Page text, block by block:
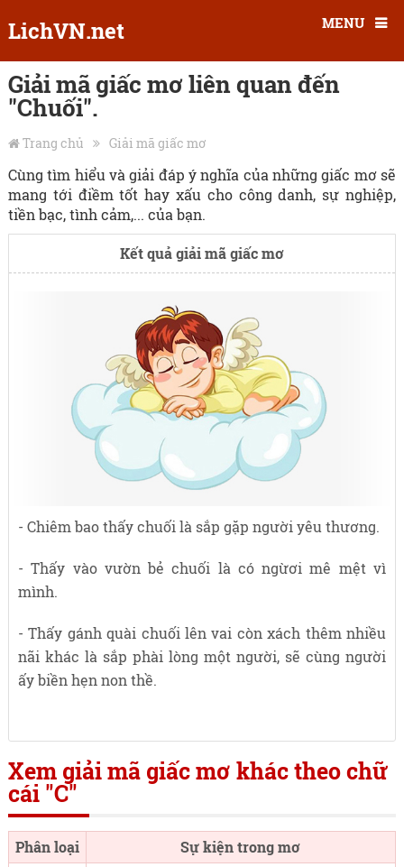
LichVN.net MENU
Giải mã giấc mơ liên quan đến
"Chuối".
Trang chủ Giải mã giấc mơ
Cùng tìm hiểu và giải đáp ý nghĩa của những giấc mơ sẽ
mang tới điềm tốt hay xấu cho công danh, sự nghiệp,
tiền bạc, tình cảm,... của bạn.
Kết quả giải mã giấc mơ
- Chiêm bao thấy chuối là sắp gặp người yêu thương.
- Thấy vào vườn bẻ chuối là có ngừơi mê mệt vì
mình.
- Thấy gánh quài chuối lên vai còn xách thêm nhiều
nãi khác là sắp phài lòng một người, sẽ cùng người
ấy biền hẹn non thề.
Xem giải mã giấc mơ khác theo chữ
cái "C"
Phân loại
Sự kiện trong mơ